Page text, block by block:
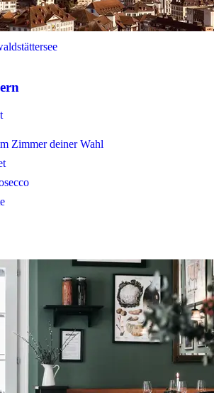
Zimmer deiner Wahl